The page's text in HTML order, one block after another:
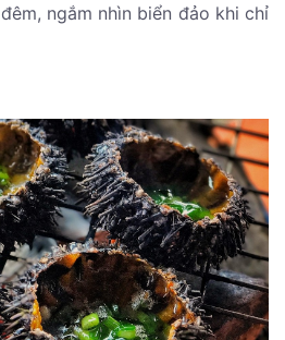
ngắm nhìn biển đảo khi chỉ